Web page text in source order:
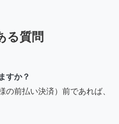
る質問
すか？
の前払い決済）前であれば、